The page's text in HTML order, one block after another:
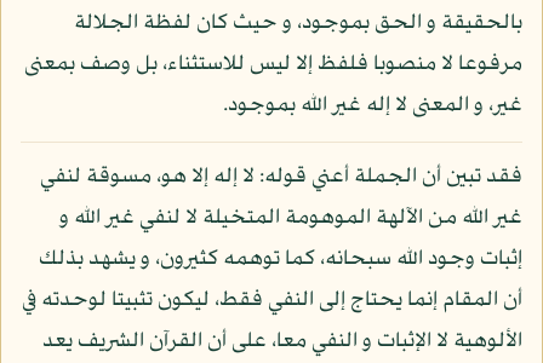
بالحقيقة و الحق بموجود، و حيث كان لفظة الجلالة
مرفوعا لا منصوبا فلفظ إلا ليس للاستثناء، بل وصف بمعنى
غير، و المعنى لا إله غير الله بموجود.
فقد تبين أن الجملة أعني قوله: لا إله إلا هو، مسوقة لنفي
غير الله من الآلهة الموهومة المتخيلة لا لنفي غير الله و
إثبات وجود الله سبحانه، كما توهمه كثيرون، و يشهد بذلك
أن المقام إنما يحتاج إلى النفي فقط، ليكون تثبيتا لوحدته في
الألوهية لا الإثبات و النفي معا، على أن القرآن الشريف يعد